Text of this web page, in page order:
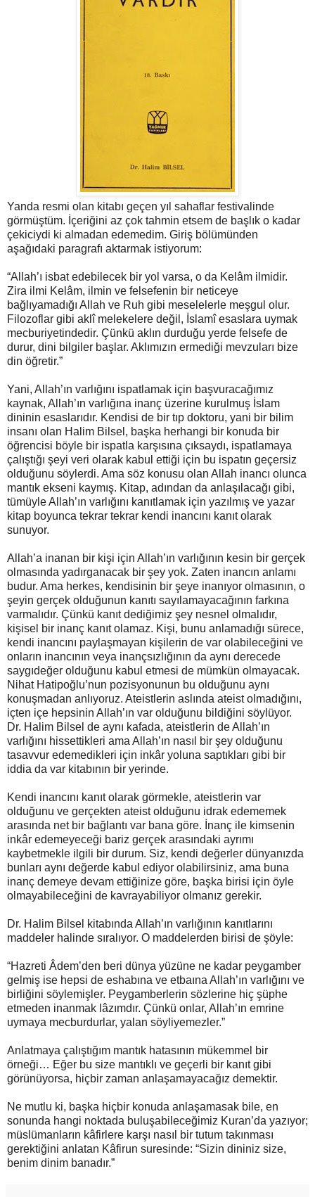
Yanda resmi olan kitabı geçen yıl sahaflar festivalinde
görmüştüm. İçeriğini az çok tahmin etsem de başlık o kadar
çekiciydi ki almadan edemedim. Giriş bölümünden
aşağıdaki paragrafı aktarmak istiyorum:
“Allah’ı isbat edebilecek bir yol varsa, o da Kelâm ilmidir.
Zira ilmi Kelâm, ilmin ve felsefenin bir neticeye
bağlıyamadığı Allah ve Ruh gibi meselelerle meşgul olur.
Filozoflar gibi aklî melekelere değil, İslamî esaslara uymak
mecburiyetindedir. Çünkü aklın durduğu yerde felsefe de
durur, dini bilgiler başlar. Aklımızın ermediği mevzuları bize
din öğretir.”
Yani, Allah’ın varlığını ispatlamak için başvuracağımız
kaynak, Allah’ın varlığına inanç üzerine kurulmuş İslam
dininin esaslarıdır. Kendisi de bir tıp doktoru, yani bir bilim
insanı olan Halim Bilsel, başka herhangi bir konuda bir
öğrencisi böyle bir ispatla karşısına çıksaydı, ispatlamaya
çalıştığı şeyi veri olarak kabul ettiği için bu ispatın geçersiz
olduğunu söylerdi. Ama söz konusu olan Allah inancı olunca
mantık ekseni kaymış. Kitap, adından da anlaşılacağı gibi,
tümüyle Allah’ın varlığını kanıtlamak için yazılmış ve yazar
kitap boyunca tekrar tekrar kendi inancını kanıt olarak
sunuyor.
Allah’a inanan bir kişi için Allah’ın varlığının kesin bir gerçek
olmasında yadırganacak bir şey yok. Zaten inancın anlamı
budur. Ama herkes, kendisinin bir şeye inanıyor olmasının, o
şeyin gerçek olduğunun kanıtı sayılamayacağının farkına
varmalıdır. Çünkü kanıt dediğimiz şey nesnel olmalıdır,
kişisel bir inanç kanıt olamaz. Kişi, bunu anlamadığı sürece,
kendi inancını paylaşmayan kişilerin de var olabileceğini ve
onların inancının veya inançsızlığının da aynı derecede
saygıdeğer olduğunu kabul etmesi de mümkün olmayacak.
Nihat Hatipoğlu’nun pozisyonunun bu olduğunu aynı
konuşmadan anlıyoruz. Ateistlerin aslında ateist olmadığını,
içten içe hepsinin Allah’ın var olduğunu bildiğini söylüyor.
Dr. Halim Bilsel de aynı kafada, ateistlerin de Allah’ın
varlığını hissettikleri ama Allah’ın nasıl bir şey olduğunu
tasavvur edemedikleri için inkâr yoluna saptıkları gibi bir
iddia da var kitabının bir yerinde.
Kendi inancını kanıt olarak görmekle, ateistlerin var
olduğunu ve gerçekten ateist olduğunu idrak edememek
arasında net bir bağlantı var bana göre. İnanç ile kimsenin
inkâr edemeyeceği bariz gerçek arasındaki ayrımı
kaybetmekle ilgili bir durum. Siz, kendi değerler dünyanızda
bunları aynı değerde kabul ediyor olabilirsiniz, ama buna
inanç demeye devam ettiğinize göre, başka birisi için öyle
olmayabileceğini de kavrayabiliyor olmanız gerekir.
Dr. Halim Bilsel kitabında Allah’ın varlığının kanıtlarını
maddeler halinde sıralıyor. O maddelerden birisi de şöyle:
“Hazreti Âdem’den beri dünya yüzüne ne kadar peygamber
gelmiş ise hepsi de eshabına ve etbaına Allah’ın varlığını ve
birliğini söylemişler. Peygamberlerin sözlerine hiç şüphe
etmeden inanmak lâzımdır. Çünkü onlar, Allah’ın emrine
uymaya mecburdurlar, yalan söyliyemezler.”
Anlatmaya çalıştığım mantık hatasının mükemmel bir
örneği… Eğer bu size mantıklı ve geçerli bir kanıt gibi
görünüyorsa, hiçbir zaman anlaşamayacağız demektir.
Ne mutlu ki, başka hiçbir konuda anlaşamasak bile, en
sonunda hangi noktada buluşabileceğimiz Kuran’da yazıyor;
müslümanların kâfirlere karşı nasıl bir tutum takınması
gerektiğini anlatan Kâfirun suresinde: “Sizin dininiz size,
benim dinim banadır.”